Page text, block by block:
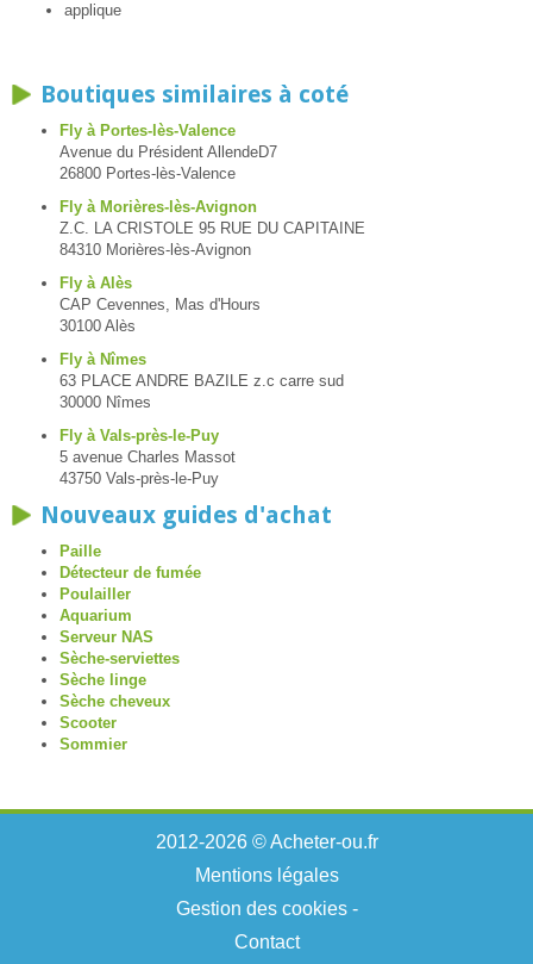
applique
Boutiques similaires à coté
Fly à Portes-lès-Valence
Avenue du Président AllendeD7
26800 Portes-lès-Valence
Fly à Morières-lès-Avignon
Z.C. LA CRISTOLE 95 RUE DU CAPITAINE
84310 Morières-lès-Avignon
Fly à Alès
CAP Cevennes, Mas d'Hours
30100 Alès
Fly à Nîmes
63 PLACE ANDRE BAZILE z.c carre sud
30000 Nîmes
Fly à Vals-près-le-Puy
5 avenue Charles Massot
43750 Vals-près-le-Puy
Nouveaux guides d'achat
Paille
Détecteur de fumée
Poulailler
Aquarium
Serveur NAS
Sèche-serviettes
Sèche linge
Sèche cheveux
Scooter
Sommier
2012-2026 © Acheter-ou.fr
Mentions légales
Gestion des cookies-
Contact